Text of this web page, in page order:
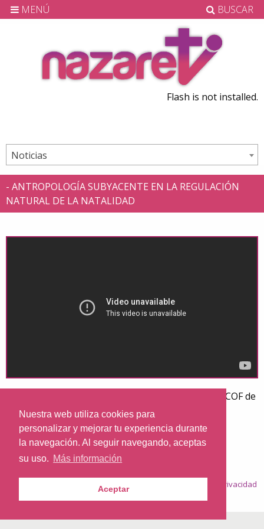
Nuestra web utiliza cookies para
personalizar y mejorar tu experiencia durante
la navegación. Al seguir navegando, aceptas
su uso. Más información
Aceptar
MENÚ BUSCAR
Flash is not installed.
Noticias
- ANTROPOLOGÍA SUBYACENTE EN LA REGULACIÓN
NATURAL DE LA NATALIDAD
Conferencia pronunciada por Mons Munilla en el COF de
San Sebastián, a los participantes en un curso de
monitores de Métodos Naturales del control de la
natalidad
Condiciones generales
Política de privacidad
Política de cookies